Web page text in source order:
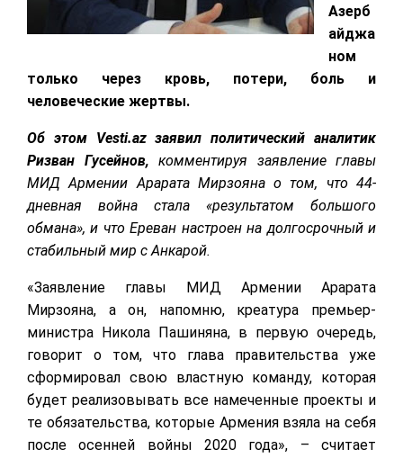
Азерб
айджа
ном
только через кровь, потери, боль и
человеческие жертвы.
Об этом Vesti.az заявил политический аналитик
Ризван Гусейнов, комментируя заявление главы
МИД Армении Арарата Мирзояна о том, что 44-
дневная война стала «результатом большого
обмана», и что Ереван настроен на долгосрочный и
стабильный мир с Анкарой.
«Заявление главы МИД Армении Арарата
Мирзояна, а он, напомню, креатура премьер-
министра Никола Пашиняна, в первую очередь,
говорит о том, что глава правительства уже
сформировал свою властную команду, которая
будет реализовывать все намеченные проекты и
те обязательства, которые Армения взяла на себя
после осенней войны 2020 года», – считает